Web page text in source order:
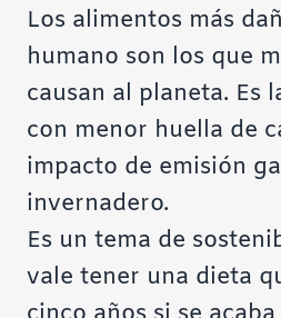
Los alimentos más
humano son los que
causan al planeta. Es
con menor huella de
impacto de emisión
invernadero.
Es un tema de
vale tener una dieta